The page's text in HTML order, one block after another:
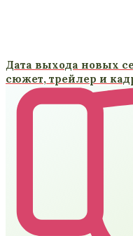
Дата выхода новых
сюжет, трейлер и